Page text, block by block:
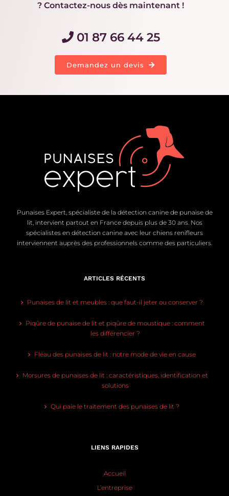
? Contactez-nous dès maintenant !
01 87 66 44 25
Demandez un devis
Punaises Expert, spécialiste de la détection canine de punaise de
lit, intervient partout en France depuis plus de 30 ans. Nos
spécialistes en détection canine avec leur chiens renifleurs
interviennent auprès des professionnels comme des particuliers.
ARTICLES RÉCENTS
Punaises de lit et meubles : que faut-il jeter ou conserver ?
Piqûre de punaise de lit et piqûre de moustique : comment
les différencier ?
Fléau des punaises de lit : notre mode de vie en cause
Morsures de punaises de lit : caractéristiques, identification et
solutions
Qui paie le traitement des punaises de lit ?
LIENS RAPIDES
Accueil
L’entreprise